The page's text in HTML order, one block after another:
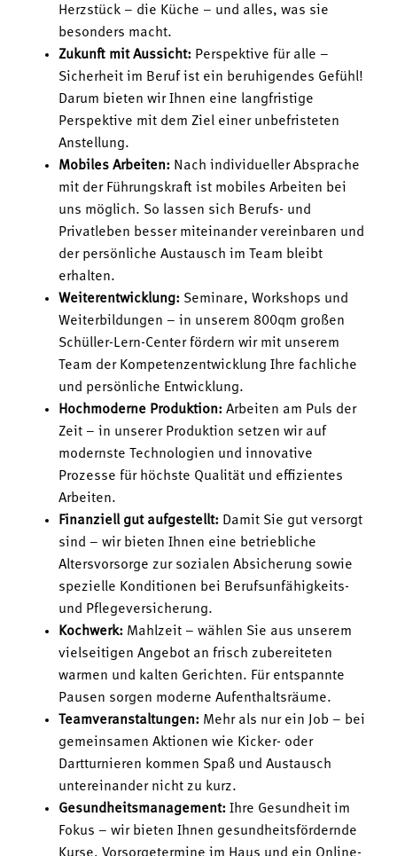
Herzstück – die Küche – und alles, was sie
besonders macht.
Zukunft mit Aussicht: Perspektive für alle –
Sicherheit im Beruf ist ein beruhigendes Gefühl!
Darum bieten wir Ihnen eine langfristige
Perspektive mit dem Ziel einer unbefristeten
Anstellung.
Mobiles Arbeiten: Nach individueller Absprache
mit der Führungskraft ist mobiles Arbeiten bei
uns möglich. So lassen sich Berufs- und
Privatleben besser miteinander vereinbaren und
der persönliche Austausch im Team bleibt
erhalten.
Weiterentwicklung: Seminare, Workshops und
Weiterbildungen – in unserem 800qm großen
Schüller-Lern-Center fördern wir mit unserem
Team der Kompetenzentwicklung Ihre fachliche
und persönliche Entwicklung.
Hochmoderne Produktion: Arbeiten am Puls der
Zeit – in unserer Produktion setzen wir auf
modernste Technologien und innovative
Prozesse für höchste Qualität und effizientes
Arbeiten.
Finanziell gut aufgestellt: Damit Sie gut versorgt
sind – wir bieten Ihnen eine betriebliche
Altersvorsorge zur sozialen Absicherung sowie
spezielle Konditionen bei Berufsunfähigkeits-
und Pflegeversicherung.
Kochwerk: Mahlzeit – wählen Sie aus unserem
vielseitigen Angebot an frisch zubereiteten
warmen und kalten Gerichten. Für entspannte
Pausen sorgen moderne Aufenthaltsräume.
Teamveranstaltungen: Mehr als nur ein Job – bei
gemeinsamen Aktionen wie Kicker- oder
Dartturnieren kommen Spaß und Austausch
untereinander nicht zu kurz.
Gesundheitsmanagement: Ihre Gesundheit im
Fokus – wir bieten Ihnen gesundheitsfördernde
Kurse, Vorsorgetermine im Haus und ein Online-